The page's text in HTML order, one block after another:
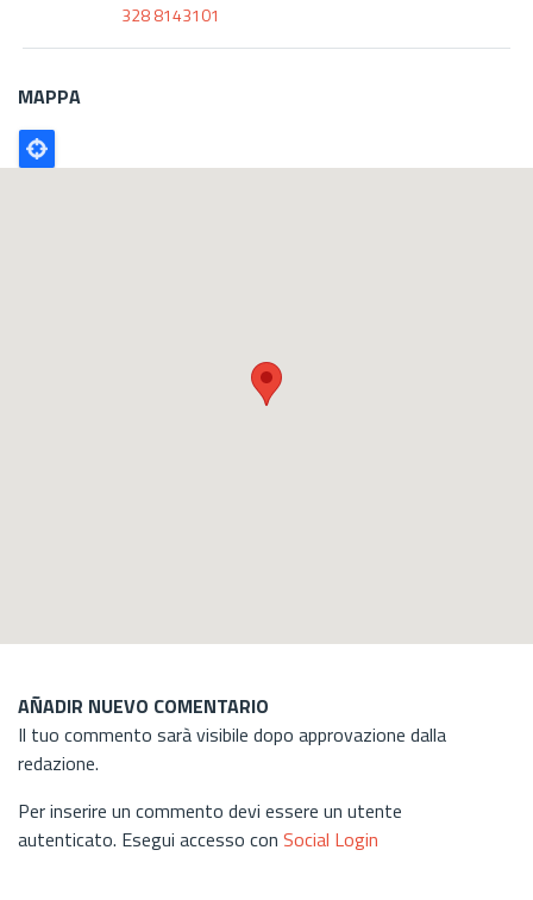
328 8143101
MAPPA
Poligono
GEO
AÑADIR NUEVO COMENTARIO
Il tuo commento sarà visibile dopo approvazione dalla
redazione.
Per inserire un commento devi essere un utente
autenticato. Esegui accesso con Social Login